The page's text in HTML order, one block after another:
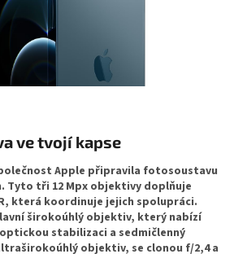
ve tvojí kapse
Apple připravila fotosoustavu
Tyto tři 12 Mpx objektivy doplňuje
která koordinuje jejich spolupráci.
širokoúhlý objektiv, který nabízí
stabilizaci a sedmičlenný
objektiv, se clonou f/2,4 a